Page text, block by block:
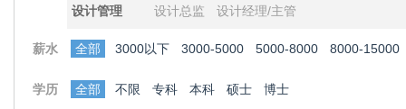
设计管理 设计总监 设计经理/主管
薪水 全部 3000以下 3000-5000 5000-8000 8000-15000
学历 全部 不限 专科 本科 硕士 博士